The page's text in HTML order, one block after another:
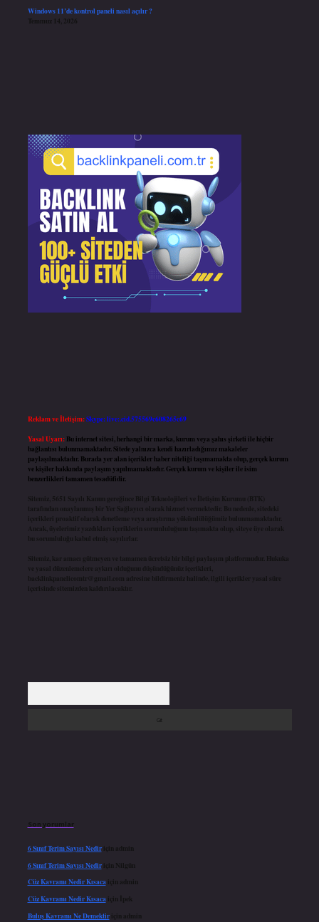
Windows 11’de kontrol paneli nasıl açılır ?
Temmuz 14, 2026
Reklam ve İletişim:Skype: live:.cid.575569c608265c69
Yasal Uyarı: Bu internet sitesi, herhangi bir marka, kurum veya şahıs şirketi ile hiçbir
bağlantısı bulunmamaktadır. Sitede yalnızca kendi hazırladığımız makaleler
paylaşılmaktadır. Burada yer alan içerikler haber niteliği taşımamakta olup, gerçek kurum
ve kişiler hakkında paylaşım yapılmamaktadır. Gerçek kurum ve kişiler ile isim
benzerlikleri tamamen tesadüfidir.
Sitemiz, 5651 Sayılı Kanun gereğince Bilgi Teknolojileri ve İletişim Kurumu (BTK)
tarafından onaylanmış bir Yer Sağlayıcı olarak hizmet vermektedir. Bu nedenle, sitedeki
içerikleri proaktif olarak denetleme veya araştırma yükümlülüğümüz bulunmamaktadır.
Ancak, üyelerimiz yazdıkları içeriklerin sorumluluğunu taşımakta olup, siteye üye olarak
bu sorumluluğu kabul etmiş sayılırlar.
Sitemiz, kar amacı gütmeyen ve tamamen ücretsiz bir bilgi paylaşım platformudur. Hukuka
ve yasal düzenlemelere aykırı olduğunu düşündüğünüz içerikleri,
backlinkpanelicomtr@gmail.com adresine bildirmeniz halinde, ilgili içerikler yasal süre
içerisinde sitemizden kaldırılacaktır.
Son yorumlar
6 Sınıf Terim Sayısı Nediriçin admin
6 Sınıf Terim Sayısı Nediriçin Nilgün
Cüz Kavramı Nedir Kısacaiçin admin
Cüz Kavramı Nedir Kısacaiçin
İpek
Buluş Kavramı Ne Demektiriçin admin